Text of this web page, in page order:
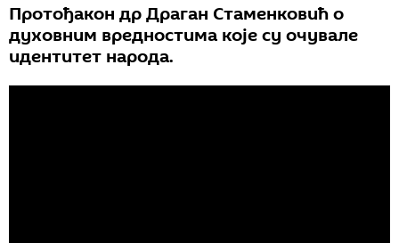
Протођакон др Драган Стаменковић о
духовним вредностима које су очувале
идентитет народа.